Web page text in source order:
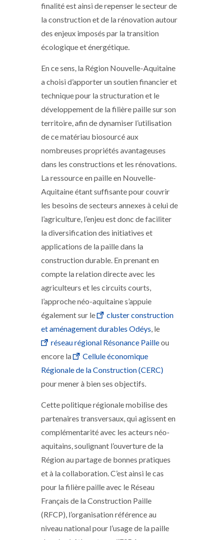
finalité est ainsi de repenser le secteur de
la construction et de la rénovation autour
des enjeux imposés par la transition
écologique et énergétique.
En ce sens, la Région Nouvelle-Aquitaine
a choisi d’apporter un soutien financier et
technique pour la structuration et le
développement de la filière paille sur son
territoire, afin de dynamiser l’utilisation
de ce matériau biosourcé aux
nombreuses propriétés avantageuses
dans les constructions et les rénovations.
La ressource en paille en Nouvelle-
Aquitaine étant suffisante pour couvrir
les besoins de secteurs annexes à celui de
l’agriculture, l’enjeu est donc de faciliter
la diversification des initiatives et
applications de la paille dans la
construction durable. En prenant en
compte la relation directe avec les
agriculteurs et les circuits courts,
l’approche néo-aquitaine s’appuie
également sur le
cluster construction
et aménagement durables Odéys , le
réseau régional Résonance Pailleou
encore la
Cellule économique
Régionale de la Construction (CERC)
pour mener à bien ses objectifs.
Cette politique régionale mobilise des
partenaires transversaux, qui agissent en
complémentarité avec les acteurs néo-
aquitains, soulignant l’ouverture de la
Région au partage de bonnes pratiques
et à la collaboration. C’est ainsi le cas
pour la filière paille avec le Réseau
Français de la Construction Paille
(RFCP), l’organisation référence au
niveau national pour l’usage de la paille